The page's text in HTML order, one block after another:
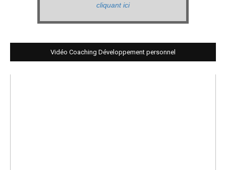
cliquant ici
Vidéo Coaching Développement personnel